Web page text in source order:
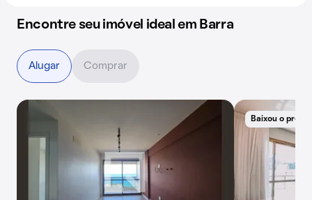
Encontre seu imóvel ideal em Barra
Baixou o preço
Alugar Comprar